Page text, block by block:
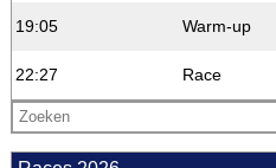
19:05 Warm-up
22:27 Race